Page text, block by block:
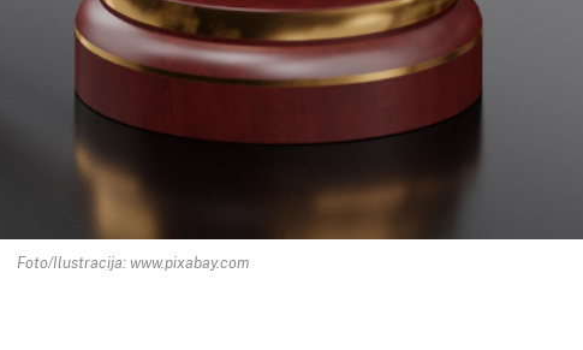
Foto/Ilustracija: www.pixabay.com